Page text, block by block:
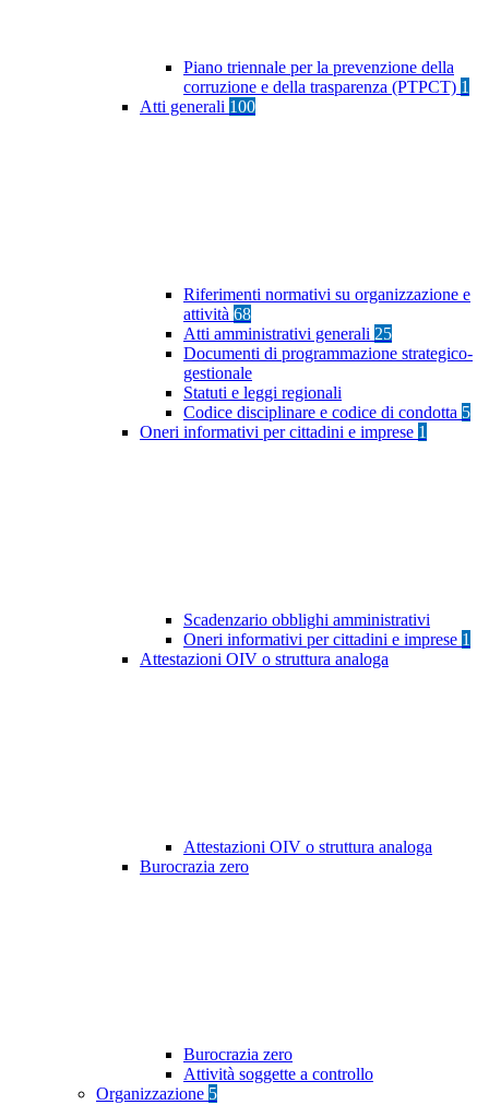
Piano triennale per la prevenzione della
corruzione e della trasparenza (PTPCT) 1
Atti generali 100
Riferimenti normativi su organizzazione e
attività 68
Atti amministrativi generali 25
Documenti di programmazione strategico-
gestionale
Statuti e leggi regionali
Codice disciplinare e codice di condotta 5
Oneri informativi per cittadini e imprese 1
Scadenzario obblighi amministrativi
Oneri informativi per cittadini e imprese 1
Attestazioni OIV o struttura analoga
Attestazioni OIV o struttura analoga
Burocrazia zero
Burocrazia zero
Attività soggette a controllo
Organizzazione 5